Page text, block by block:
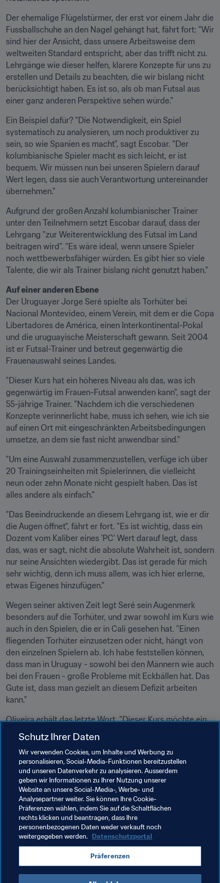
Der ehemalige Flügelstürmer, der erst vor einem Jahr die
Fussballschuhe an den Nagel gehängt hat, fährt fort: "Wir
sind hier der Ansicht, dass unsere Arbeitsweise dem
weltweiten Standard entspricht, aber das trifft nicht zu.
Lehrgänge wie dieser helfen, klarere Konzepte für uns zu
erstellen und Details zu beachten, die wir bislang nicht
berücksichtigt haben. Es ist so, als ob man Futsal aus
einer ganz anderen Perspektive sehen würde."
Ein Beispiel dafür? "Die Notwendigkeit, ein Spiel
systematisch zu analysieren, um noch produktiver zu
sein, so wie Spanien es macht", sagt Escobar. "Der
kolumbianische Spieler macht es sich leicht, er ist
bequem. Wir müssen nun bei unseren Spielern darauf
Wert legen, dass sie auch Verantwortung untereinander
übernehmen."
Aufgrund der großen Anzahl kolumbianischer Trainer
unter den Teilnehmern setzt Escobar darauf, dass der
Lehrgang "zur Weiterentwicklung des Futsal im Land
beitragen wird". "Es wäre ideal, wenn unsere Spieler
noch wettbewerbsfähiger würden. Es gibt hier so viele
Talente, die wir als Trainer bislang nicht genutzt haben."
Auf einer anderen Ebene
Der Uruguayer Jorge Seré spielte als Torhüter bei
Nacional Montevideo, einem Verein, mit dem er die Copa
Libertadores de América, einen Interkontinental-Pokal
und die uruguayische Meisterschaft gewann. Seit 2004
ist er Futsal-Trainer und betreut gegenwärtig die
Frauenauswahl seines Landes.
"Dieser Kurs hat ein höheres Niveau als das, was ich
gegenwärtig im Frauen-Futsal anwenden kann", sagt der
55-jährige Trainer. "Nachdem ich die verschiedenen
Konzepte verinnerlicht habe, muss ich sehen, wie ich sie
auf einen Ort mit eingeschränkten Arbeitsbedingungen
umsetze, an dem sie fast nicht anwendbar sind."
"Um eine Auswahl zusammenzustellen, verfüge ich über
20 Trainingseinheiten mit Spielerinnen, die vielleicht
neun oder zehn Monate nicht gespielt haben. Das ist
alles andere als einfach."
"Das Beeindruckende an diesem Lehrgang ist, wie er dir
die Augen öffnet", fährt er fort. "Es ist wichtig, dass ein
Dozent vom Kaliber eines 'PC' Wert darauf legt, dass
das, was er sagt, nicht die absolute Wahrheit ist, sondern
nur seine Ansichten wiedergibt. Das ist gerade für mich
sehr wichtig, denn ich muss allem, was ich hier erlerne,
etwas Eigenes hinzufügen."
Wegen seiner aktiven Zeit legt Seré sein Augenmerk
besonders auf die Torhüter, und zwar sowohl im Kurs wie
auch in den Spielen, die er in Cali gesehen hat. "Einen
fliegenden Torhüter einzusetzen oder nicht, hängt von
den einzelnen Spielern ab. Ich habe feststellen können,
dass man in Uruguay - sowohl bei den Männern wie auch
bei den Frauen - große Probleme mit Eckbällen hat. Das
Gute ist, dass man gezielt an diesem Defizit arbeiten
kann."
Oliveira erhält das letzte Wort. "Dieser Kurs möchte ein
südamerikanisches Arbeitsmodell entwerfen, unter
Berücksichtigung der jeweiligen Besonderheiten. Um das
zu entwickeln, müssen wir unsere Ideen austauschen.
Dieser Austausch darf jedoch nicht im Abstand von vier
Jahren stattfinden. Wir müssen unbedingt den
eingeschlagenen Weg fortsetzen."
Verwandte Themen
Technische Studiengruppe (TSG) Turniere
Brazil Colombia Uruguay CONMEBOL
Schutz Ihrer Daten
Wir verwenden Cookies, um Inhalte und Werbung zu
personalisieren, Social-Media-Funktionen bereitzustellen
und unseren Datenverkehr zu analysieren. Ausserdem
geben wir Informationen zu Ihrer Nutzung unserer
Website an unsere Social-Media-, Werbe- und
Analysepartner weiter. Sie können Ihre Cookie-
Präferenzen wählen, indem Sie auf die Schaltflächen
rechts klicken und beantragen, dass Ihre
personenbezogenen Daten weder verkauft noch
weitergegeben werden. Datenschutzportal
Präferenzen